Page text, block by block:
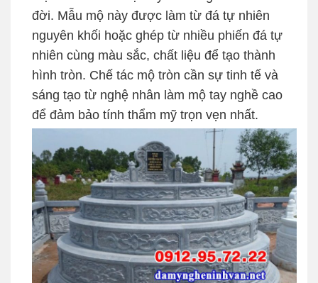
đời. Mẫu mộ này được làm từ đá tự nhiên
nguyên khối hoặc ghép từ nhiều phiến đá tự
nhiên cùng màu sắc, chất liệu để tạo thành
hình tròn. Chế tác mộ tròn cần sự tinh tế và
sáng tạo từ nghệ nhân làm mộ tay nghề cao
để đảm bảo tính thẩm mỹ trọn vẹn nhất.